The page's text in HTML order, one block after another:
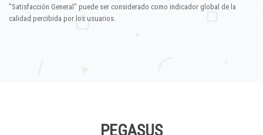
"Satisfacción General" puede ser considerado como indicador global de la
calidad percibida por los usuarios.
PEGASUS